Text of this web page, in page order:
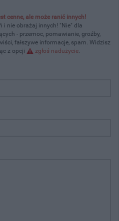
cenne, ale może ranić innych!
i nie obrażaj innych! "Nie" dla
- przemoc, pomawianie, groźby,
fałszywe informacje, spam. Widzisz
z opcji
zgłoś nadużycie.